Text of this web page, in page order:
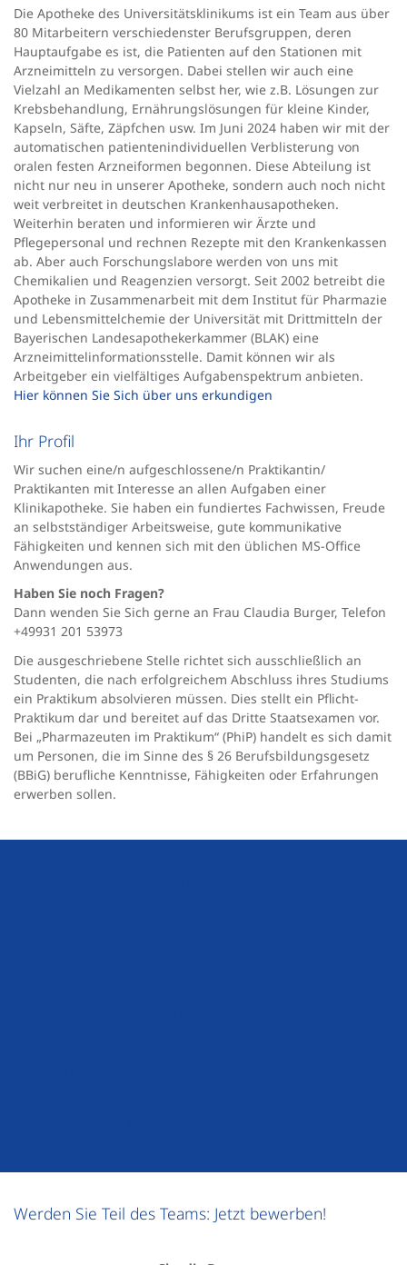
Die Apotheke des Universitätsklinikums ist ein Team aus über
80 Mitarbeitern verschiedenster Berufsgruppen, deren
Hauptaufgabe es ist, die Patienten auf den Stationen mit
Arzneimitteln zu versorgen. Dabei stellen wir auch eine
Vielzahl an Medikamenten selbst her, wie z.B. Lösungen zur
Krebsbehandlung, Ernährungslösungen für kleine Kinder,
Kapseln, Säfte, Zäpfchen usw. Im Juni 2024 haben wir mit der
automatischen patientenindividuellen Verblisterung von
oralen festen Arzneiformen begonnen. Diese Abteilung ist
nicht nur neu in unserer Apotheke, sondern auch noch nicht
weit verbreitet in deutschen Krankenhausapotheken.
Weiterhin beraten und informieren wir Ärzte und
Pflegepersonal und rechnen Rezepte mit den Krankenkassen
ab. Aber auch Forschungslabore werden von uns mit
Chemikalien und Reagenzien versorgt. Seit 2002 betreibt die
Apotheke in Zusammenarbeit mit dem Institut für Pharmazie
und Lebensmittelchemie der Universität mit Drittmitteln der
Bayerischen Landesapothekerkammer (BLAK) eine
Arzneimittelinformationsstelle. Damit können wir als
Arbeitgeber ein vielfältiges Aufgabenspektrum anbieten.
Hier können Sie Sich über uns erkundigen
Ihr Profil
Wir suchen eine/n aufgeschlossene/n Praktikantin/
Praktikanten mit Interesse an allen Aufgaben einer
Klinikapotheke. Sie haben ein fundiertes Fachwissen, Freude
an selbstständiger Arbeitsweise, gute kommunikative
Fähigkeiten und kennen sich mit den üblichen MS-Office
Anwendungen aus.
Haben Sie noch Fragen?
Dann wenden Sie Sich gerne an Frau Claudia Burger, Telefon
+49931 201 53973
Die ausgeschriebene Stelle richtet sich ausschließlich an
Studenten, die nach erfolgreichem Abschluss ihres Studiums
ein Praktikum absolvieren müssen. Dies stellt ein Pflicht-
Praktikum dar und bereitet auf das Dritte Staatsexamen vor.
Bei „Pharmazeuten im Praktikum“ (PhiP) handelt es sich damit
um Personen, die im Sinne des § 26 Berufsbildungsgesetz
(BBiG) berufliche Kenntnisse, Fähigkeiten oder Erfahrungen
erwerben sollen.
Werden Sie Teil des Teams: Jetzt bewerben!